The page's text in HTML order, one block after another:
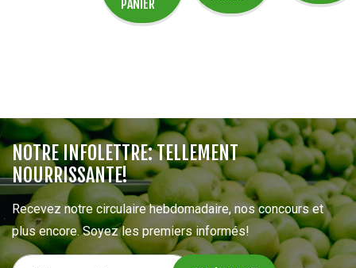
PANIER
NOTRE INFOLETTRE: TELLEMENT
NOURRISSANTE!
Recevez notre circulaire hebdomadaire, nos concours et
plus encore. Soyez les premiers informés!